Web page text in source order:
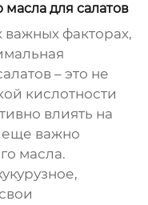
для салатов
важных факторах,
– это не
кислотности
влиять на
еще важно
масла.